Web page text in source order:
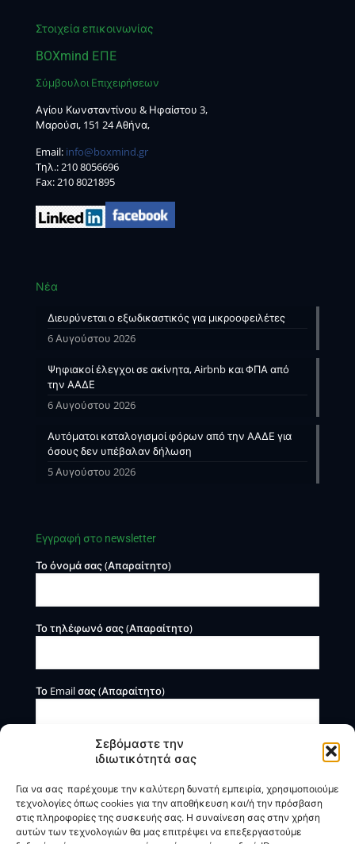
Σεβόμαστε την
ιδιωτικότητά σας
Για να σας παρέχουμε την καλύτερη δυνατή εμπειρία, χρησιμοποιούμε
τεχνολογίες όπως cookies για την αποθήκευση και/ή την πρόσβαση
στις πληροφορίες της συσκευής σας. Η συναίνεση σας στην χρήση
αυτών των τεχνολογιών θα μας επιτρέψει να επεξεργαστούμε
Στοιχεία επικοινωνίας
BOXmind ΕΠΕ
Σύμβουλοι Επιχειρήσεων
Αγίου Κωνσταντίνου & Ηφαίστου 3,
Μαρούσι, 151 24 Αθήνα,
Email: info@boxmind.gr
Tηλ.:210 8056696
Fax: 210 8021895
Νέα
Διευρύνεται ο εξωδικαστικός για μικροοφειλέτες
6 Αυγούστου 2026
Ψηφιακοί έλεγχοι σε ακίνητα, Airbnb και ΦΠΑ από
την ΑΑΔΕ
6 Αυγούστου 2026
Αυτόματοι καταλογισμοί φόρων από την ΑΑΔΕ για
όσους δεν υπέβαλαν δήλωση
5 Αυγούστου 2026
Εγγραφή στο newsletter
Το όνομά σας (Απαραίτητο)
Το τηλέφωνό σας (Απαραίτητο)
Το Email σας (Απαραίτητο)
Η BOXmind παρέχει πληροφοριακές και συμβουλευτικές